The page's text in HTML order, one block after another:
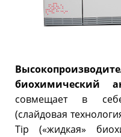
биохимический
совмещает в
(слайдовая
Tip («жидкая»